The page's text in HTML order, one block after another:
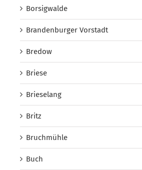
Borsigwalde
Brandenburger Vorstadt
Bredow
Briese
Brieselang
Britz
Bruchmühle
Buch